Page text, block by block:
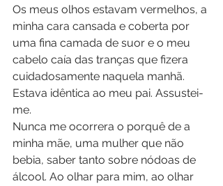
Os meus olhos estavam vermelhos, a
minha cara cansada e coberta por
uma fina camada de suor e o meu
cabelo caía das tranças que fizera
cuidadosamente naquela manhã.
Estava idêntica ao meu pai. Assustei-
me.
Nunca me ocorrera o porquê de a
minha mãe, uma mulher que não
bebia, saber tanto sobre nódoas de
álcool. Ao olhar para mim, ao olhar